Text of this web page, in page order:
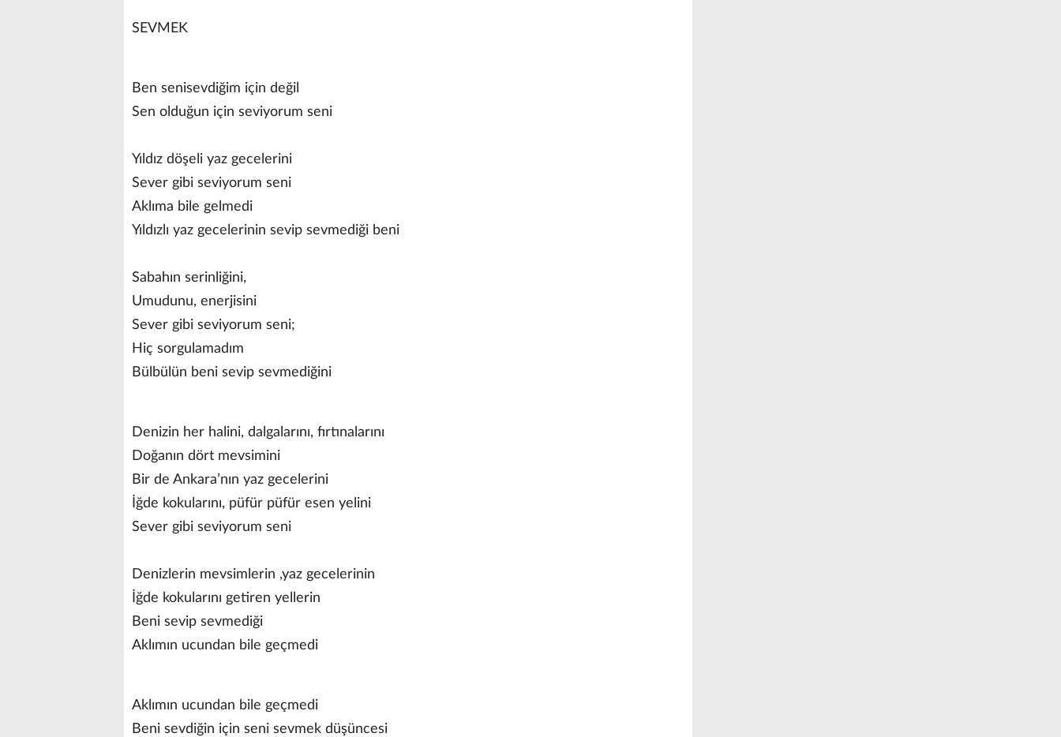
SEVMEK
Ben senisevdiğim için değil
Sen olduğun için seviyorum seni
Yıldız döşeli yaz gecelerini
Sever gibi seviyorum seni
Aklıma bile gelmedi
Yıldızlı yaz gecelerinin sevip sevmediği beni
Sabahın serinliğini,
Umudunu, enerjisini
Sever gibi seviyorum seni;
Hiç sorgulamadım
Bülbülün beni sevip sevmediğini
Denizin her halini, dalgalarını, fırtınalarını
Doğanın dört mevsimini
Bir de Ankara’nın yaz gecelerini
İğde kokularını, püfür püfür esen yelini
Sever gibi seviyorum seni
Denizlerin mevsimlerin ,yaz gecelerinin
İğde kokularını getiren yellerin
Beni sevip sevmediği
Aklımın ucundan bile geçmedi
Aklımın ucundan bile geçmedi
Beni sevdiğin için seni sevmek düşüncesi